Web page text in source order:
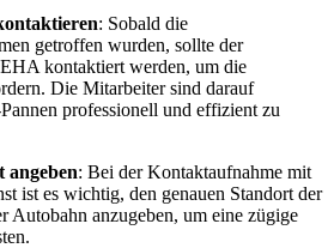
: Sobald die
getroffen wurden, sollte der
kontaktiert werden, um die
Die Mitarbeiter sind darauf
professionell und effizient zu
angeben: Bei der Kontaktaufnahme mit
ist es wichtig, den genauen Standort der
Autobahn anzugeben, um eine zügige